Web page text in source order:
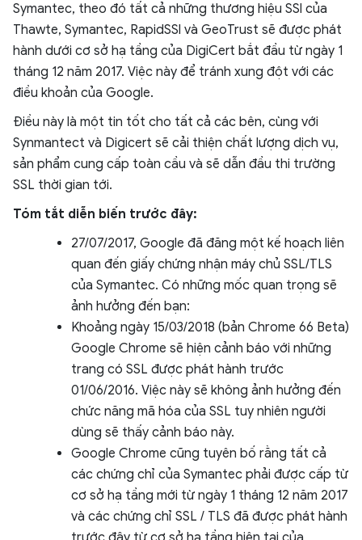
Symantec, theo đó tất cả những thương hiệu SSl của
Thawte, Symantec, RapidSSl và GeoTrust sẽ được phát
hành dưới cơ sở hạ tầng của DigiCert bắt đầu từ ngày 1
tháng 12 năm 2017. Việc này để tránh xung đột với các
điều khoản của Google.
Điều này là một tin tốt cho tất cả các bên, cùng với
Synmantect và Digicert sẽ cải thiện chất lượng dịch vụ,
sản phẩm cung cấp toàn cầu và sẽ dẫn đầu thi trường
SSL thời gian tới.
Tóm tắt diễn biến trước đây:
27/07/2017, Google đã đăng một kế hoạch liên
quan đến giấy chứng nhận máy chủ SSL/TLS
của Symantec. Có những mốc quan trọng sẽ
ảnh hưởng đến bạn:
Khoảng ngày 15/03/2018 (bản Chrome 66 Beta)
Google Chrome sẽ hiện cảnh báo với những
trang có SSL được phát hành trước
01/06/2016. Việc này sẽ không ảnh hưởng đến
chức năng mã hóa của SSL tuy nhiên người
dùng sẽ thấy cảnh báo này.
Google Chrome cũng tuyên bố rằng tất cả
các chứng chỉ của Symantec phải được cấp từ
cơ sở hạ tầng mới từ ngày 1 tháng 12 năm 2017
và các chứng chỉ SSL / TLS đã được phát hành